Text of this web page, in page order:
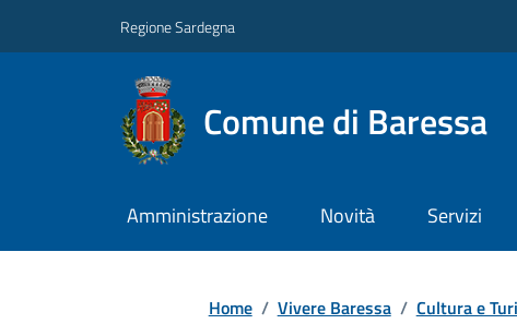
Regione Sardegna
Comune di Baressa
Amministrazione Novità Servizi
Home / Vivere Baressa / Cultura e